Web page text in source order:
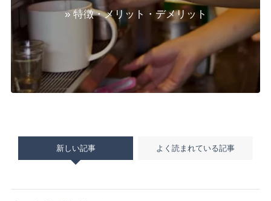
» 特徴・メリット・デメリット
新しい記事 よく読まれている記事